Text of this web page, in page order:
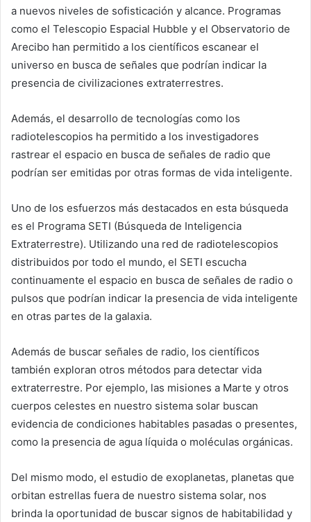
a nuevos niveles de sofisticación y alcance. Programas
como el Telescopio Espacial Hubble y el Observatorio de
Arecibo han permitido a los científicos escanear el
universo en busca de señales que podrían indicar la
presencia de civilizaciones extraterrestres.
Además, el desarrollo de tecnologías como los
radiotelescopios ha permitido a los investigadores
rastrear el espacio en busca de señales de radio que
podrían ser emitidas por otras formas de vida inteligente.
Uno de los esfuerzos más destacados en esta búsqueda
es el Programa SETI (Búsqueda de Inteligencia
Extraterrestre). Utilizando una red de radiotelescopios
distribuidos por todo el mundo, el SETI escucha
continuamente el espacio en busca de señales de radio o
pulsos que podrían indicar la presencia de vida inteligente
en otras partes de la galaxia.
Además de buscar señales de radio, los científicos
también exploran otros métodos para detectar vida
extraterrestre. Por ejemplo, las misiones a Marte y otros
cuerpos celestes en nuestro sistema solar buscan
evidencia de condiciones habitables pasadas o presentes,
como la presencia de agua líquida o moléculas orgánicas.
Del mismo modo, el estudio de exoplanetas, planetas que
orbitan estrellas fuera de nuestro sistema solar, nos
brinda la oportunidad de buscar signos de habitabilidad y